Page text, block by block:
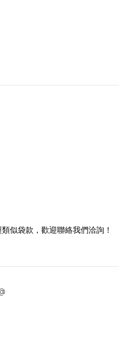
似袋款，歡迎聯絡我們洽詢！